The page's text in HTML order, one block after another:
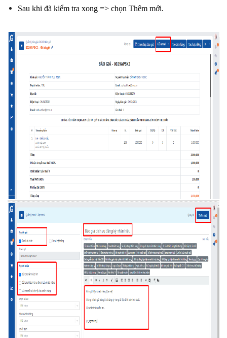
Sau khi đã kiểm tra xong => chọn Thêm mới.